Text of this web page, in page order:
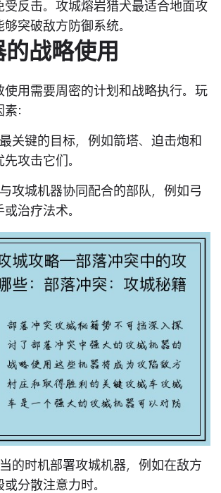
受反击。攻城熔岩猎犬最适合地面攻
突破敌方防御系统。
战略使用
使用需要周密的计划和战略执行。玩
素:
关键的目标，例如箭塔、迫击炮和
攻击它们。
攻城机器协同配合的部队，例如弓
治疗法术。
的时机部署攻城机器，例如在敌方
分散注意力时。